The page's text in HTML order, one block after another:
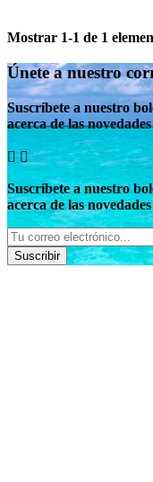
Mostrar 1-1 de 1
Únete a nuestro
Suscríbete a nuestro
acerca de las
 
Suscríbete a nuestro
acerca de las
Suscribir